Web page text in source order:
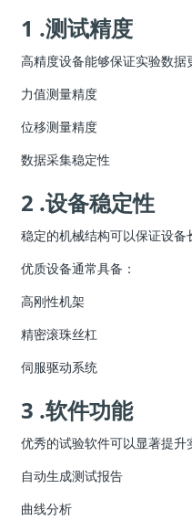
1 .测试精度
高精度设备能够保证实验数据
力值测量精度
位移测量精度
数据采集稳定性
2 .设备稳定性
稳定的机械结构可以保证设备
优质设备通常具备：
高刚性机架
精密滚珠丝杠
伺服驱动系统
3 .软件功能
优秀的试验软件可以显著提升
自动生成测试报告
曲线分析